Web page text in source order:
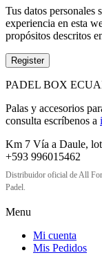
Tus datos personales
experiencia en esta
propósitos descritos
Register
PADEL BOX
Palas y accesorios
consulta escríbenos a
Km 7 Vía a Daule,
+593 996015462
Distribuidor oficial de All
Padel.
Menu
Mi cuenta
Mis Pedidos